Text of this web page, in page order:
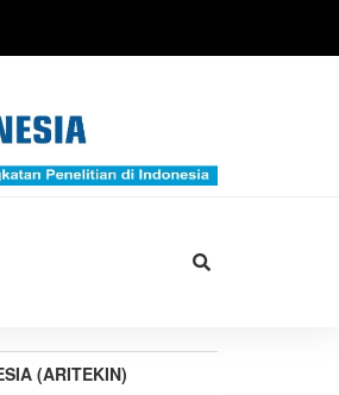
(ARITEKIN)